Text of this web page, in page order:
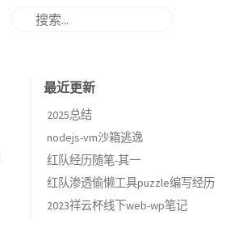
最近更新
2025总结
nodejs-vm沙箱逃逸
红队经历随笔-其一
红队渗透偷懒工具puzzle编写经历
2023祥云杯线下web-wp笔记